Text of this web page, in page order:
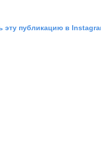
эту публикацию в